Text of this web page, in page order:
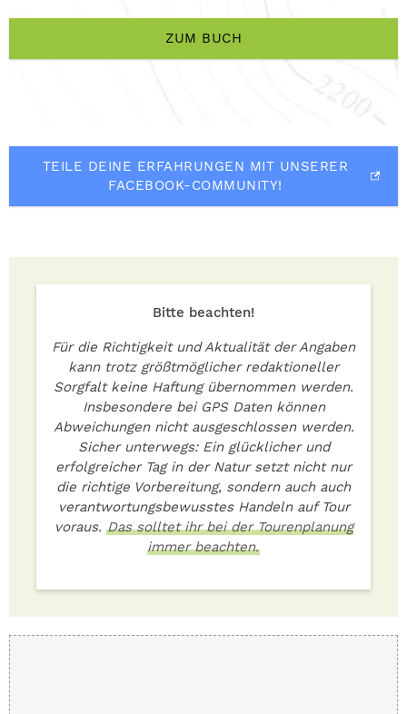
ZUM BUCH
TEILE DEINE ERFAHRUNGEN MIT UNSERER
FACEBOOK-COMMUNITY!
Bitte beachten!
Für die Richtigkeit und Aktualität der Angaben
kann trotz größtmöglicher redaktioneller
Sorgfalt keine Haftung übernommen werden.
Insbesondere bei GPS Daten können
Abweichungen nicht ausgeschlossen werden.
Sicher unterwegs: Ein glücklicher und
erfolgreicher Tag in der Natur setzt nicht nur
die richtige Vorbereitung, sondern auch auch
verantwortungsbewusstes Handeln auf Tour
voraus. Das solltet ihr bei der Tourenplanung
immer beachten.